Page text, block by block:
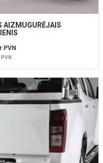
AIZMUGURĒJAIS
PVN
PVN